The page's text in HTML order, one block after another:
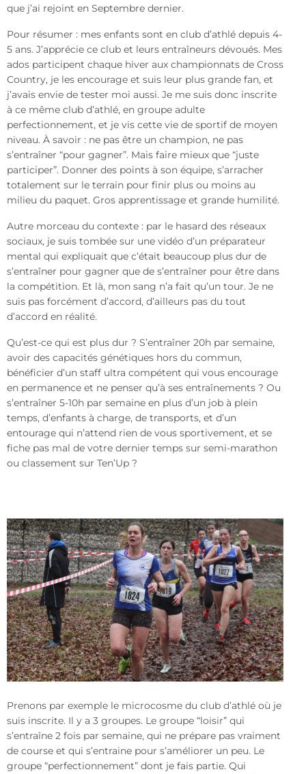
que j’ai rejoint en Septembre dernier.
Pour résumer : mes enfants sont en club d’athlé depuis 4-
5 ans. J’apprécie ce club et leurs entraîneurs dévoués. Mes
ados participent chaque hiver aux championnats de Cross
Country, je les encourage et suis leur plus grande fan, et
j’avais envie de tester moi aussi. Je me suis donc inscrite
à ce même club d’athlé, en groupe adulte
perfectionnement, et je vis cette vie de sportif de moyen
niveau. À savoir : ne pas être un champion, ne pas
s’entraîner “pour gagner”. Mais faire mieux que “juste
participer”. Donner des points à son équipe, s’arracher
totalement sur le terrain pour finir plus ou moins au
milieu du paquet. Gros apprentissage et grande humilité.
Autre morceau du contexte : par le hasard des réseaux
sociaux, je suis tombée sur une vidéo d’un préparateur
mental qui expliquait que c’était beaucoup plus dur de
s’entraîner pour gagner que de s’entraîner pour être dans
la compétition. Et là, mon sang n’a fait qu’un tour. Je ne
suis pas forcément d’accord, d’ailleurs pas du tout
d’accord en réalité.
Qu’est-ce qui est plus dur ? S’entraîner 20h par semaine,
avoir des capacités génétiques hors du commun,
bénéficier d’un staff ultra compétent qui vous encourage
en permanence et ne penser qu’à ses entraînements ? Ou
s’entraîner 5-10h par semaine en plus d’un job à plein
temps, d’enfants à charge, de transports, et d’un
entourage qui n’attend rien de vous sportivement, et se
fiche pas mal de votre dernier temps sur semi-marathon
ou classement sur Ten’Up ?
Prenons par exemple le microcosme du club d’athlé où je
suis inscrite. Il y a 3 groupes. Le groupe “loisir” qui
s’entraîne 2 fois par semaine, qui ne prépare pas vraiment
de course et qui s’entraine pour s’améliorer un peu. Le
groupe “perfectionnement” dont je fais partie. Qui